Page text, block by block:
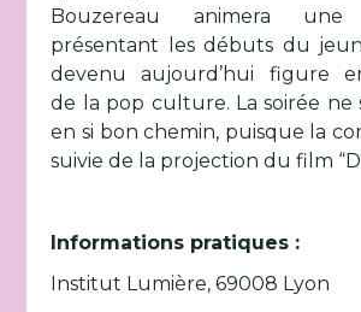
Bouzereau animera une
présentant les débuts du
devenu aujourd’hui figure
de la pop culture. La soirée ne
en si bon chemin, puisque la
suivie de la projection du film
Informations pratiques :
Institut Lumière, 69008 Lyon